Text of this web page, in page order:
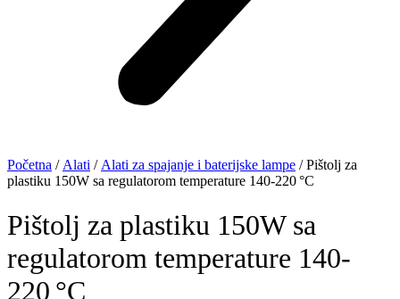
Početna / Alati / Alati za spajanje i baterijske lampe / Pištolj za
plastiku 150W sa regulatorom temperature 140-220 °C
Pištolj za plastiku 150W sa
regulatorom temperature 140-
220 °C